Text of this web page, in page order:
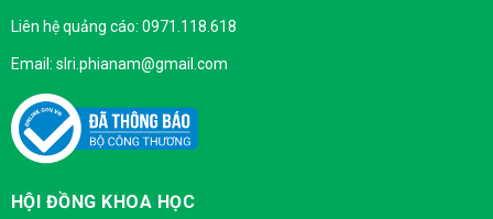
Liên hệ quảng cáo: 0971.118.618
Email: slri.phianam@gmail.com
HỘI ĐỒNG KHOA HỌC